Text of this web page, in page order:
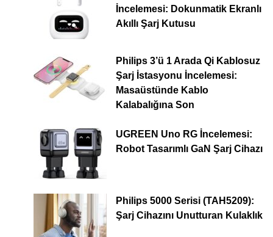
İncelemesi: Dokunmatik Ekranlı
Akıllı Şarj Kutusu
Philips 3’ü 1 Arada Qi Kablosuz
Şarj İstasyonu İncelemesi:
Masaüstünde Kablo
Kalabalığına Son
UGREEN Uno RG İncelemesi:
Robot Tasarımlı GaN Şarj Cihazı
Philips 5000 Serisi (TAH5209):
Şarj Cihazını Unutturan Kulaklık